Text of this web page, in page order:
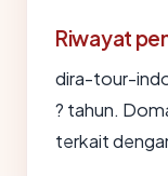
Riwayat
dira-tour-
? tahun.
terkait